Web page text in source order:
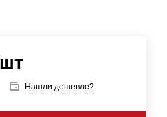
Нашли дешевле?